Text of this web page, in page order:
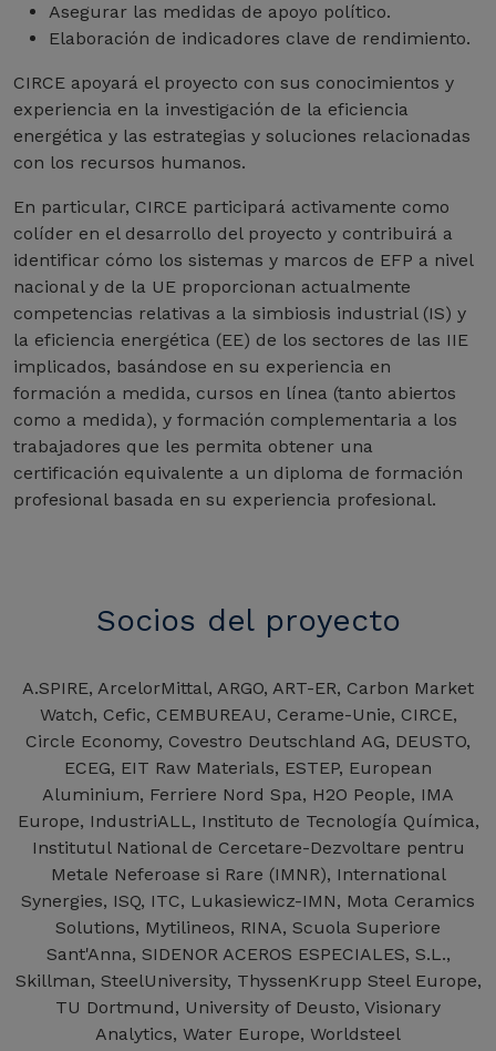
Asegurar las medidas de apoyo político.
Elaboración de indicadores clave de rendimiento.
CIRCE apoyará el proyecto con sus conocimientos y
experiencia en la investigación de la eficiencia
energética y las estrategias y soluciones relacionadas
con los recursos humanos.
En particular, CIRCE participará activamente como
colíder en el desarrollo del proyecto y contribuirá a
identificar cómo los sistemas y marcos de EFP a nivel
nacional y de la UE proporcionan actualmente
competencias relativas a la simbiosis industrial (IS) y
la eficiencia energética (EE) de los sectores de las IIE
implicados, basándose en su experiencia en
formación a medida, cursos en línea (tanto abiertos
como a medida), y formación complementaria a los
trabajadores que les permita obtener una
certificación equivalente a un diploma de formación
profesional basada en su experiencia profesional.
Socios del proyecto
A.SPIRE, ArcelorMittal, ARGO, ART-ER, Carbon Market
Watch, Cefic, CEMBUREAU, Cerame-Unie, CIRCE,
Circle Economy, Covestro Deutschland AG, DEUSTO,
ECEG, EIT Raw Materials, ESTEP, European
Aluminium, Ferriere Nord Spa, H2O People, IMA
Europe, IndustriALL, Instituto de Tecnología Química,
Institutul National de Cercetare-Dezvoltare pentru
Metale Neferoase si Rare (IMNR), International
Synergies, ISQ, ITC, Lukasiewicz-IMN, Mota Ceramics
Solutions, Mytilineos, RINA, Scuola Superiore
Sant'Anna, SIDENOR ACEROS ESPECIALES, S.L.,
Skillman, SteelUniversity, ThyssenKrupp Steel Europe,
TU Dortmund, University of Deusto, Visionary
Analytics, Water Europe, Worldsteel